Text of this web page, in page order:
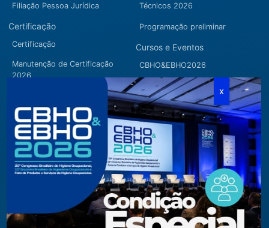
Filiação Pessoa Jurídica
Certificação
Certificação
Manutenção de Certificação
2026
Técnicos 2026
Programação preliminar
Cursos e Eventos
CBHO&EBHO2026
Cursos Modulares
Eventos Apoiados
Eventos Regionais
Loja